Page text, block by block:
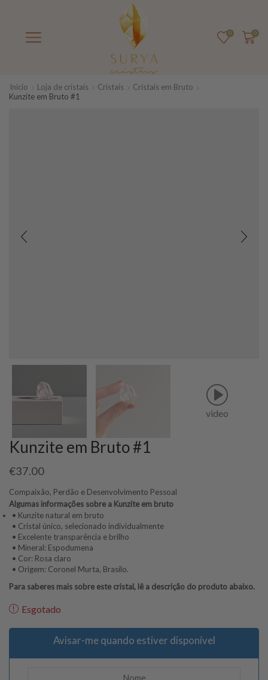
0 0
Início Loja de cristais Cristais
Cristais em Bruto
Kunzite em Bruto #1
video
Kunzite em Bruto #1
€37.00
Compaixão, Perdão e Desenvolvimento Pessoal
Algumas informações sobre a Kunzite em bruto
• Kunzite natural em bruto
• Cristal único, selecionado individualmente
• Excelente transparência e brilho
• Mineral: Espodumena
• Cor: Rosa claro
• Origem: Coronel Murta, Brasilo.
Para saberes mais sobre este cristal, lê a descrição do produto abaixo.
Esgotado
Avisar-me quando estiver disponível